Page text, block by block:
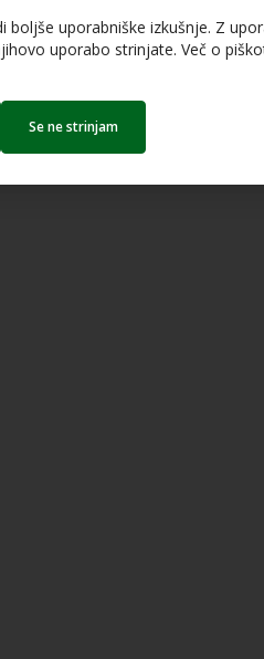
uporabniške izkušnje. Z
uporabo strinjate. Več o
Se ne strinjam